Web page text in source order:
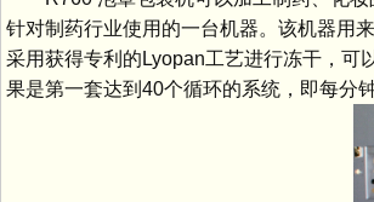
针对制药行业使用的一台机器。该机器用
采用获得专利的Lyopan工艺进行冻干，可
果是第一套达到40个循环的系统，即每分